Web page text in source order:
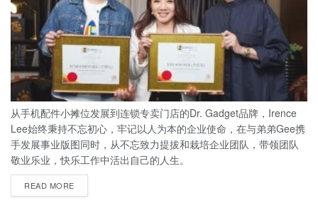
从手机配件小摊位发展到连锁专卖门店的Dr. Gadget品牌，Irence
Lee始终秉持不忘初心，牢记以人为本的企业使命，在与弟弟Gee携
手发展事业版图同时，从不忘致力提拔和栽培企业团队，带领团队
敬业乐业，快乐工作中活出自己的人生。
READ MORE